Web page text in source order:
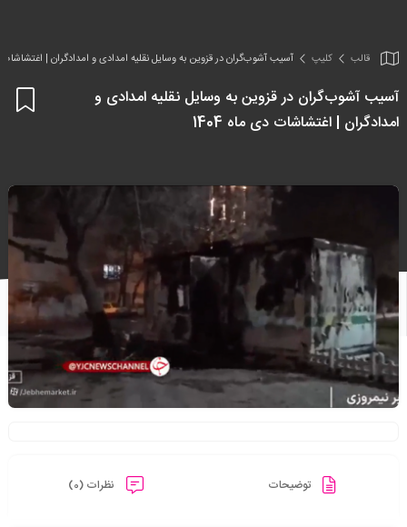
قالب کلیپ آسیب آشوب‌گران در قزوین به وسایل نقلیه امدادی و امدادگران | اغتشاشات دی
آسیب آشوب‌گران در قزوین به وسایل نقلیه امدادی و
امدادگران | اغتشاشات دی ماه 1404
توضیحات نظرات (0)